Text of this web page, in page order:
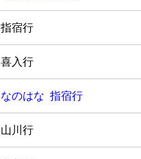
指宿行
喜入行
なのはな 指宿行
山川行